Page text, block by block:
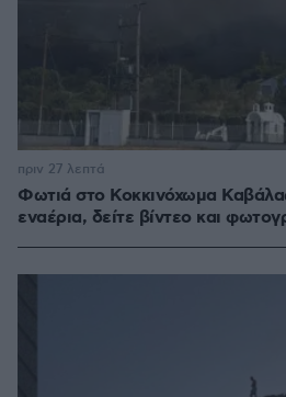
Φωτιά στο Κοκκινόχωμα
εναέρια, δείτε βίντεο και
πριν 27 λεπτά